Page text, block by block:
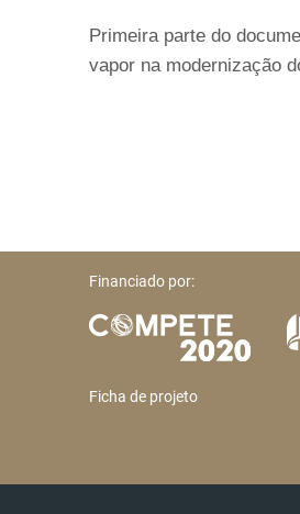
Primeira parte do
vapor na modernização
Financiado por:
Ficha de projeto